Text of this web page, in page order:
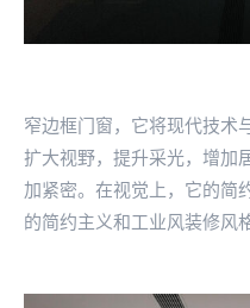
窄边框门窗，它将现代技术
扩大视野，提升采光，增加
加紧密。在视觉上，它的简
的简约主义和工业风装修风